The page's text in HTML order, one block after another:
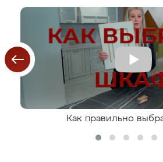
Как правильно